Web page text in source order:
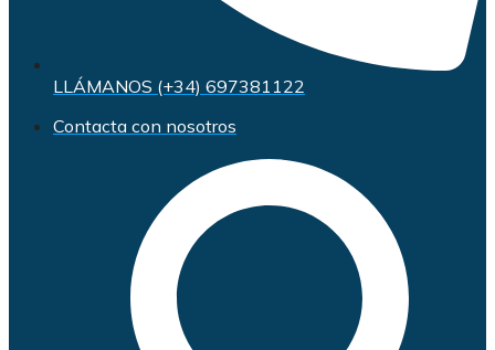
LLÁMANOS (+34) 697381122
Contacta con nosotros